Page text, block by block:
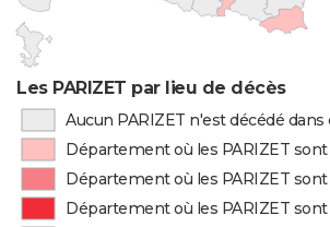
Les PARIZET par lieu de décès
Aucun PARIZET n'est décédé
Département où les PARIZET
Département où les PARIZET
Département où les PARIZET